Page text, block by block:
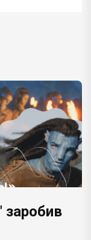
заробив